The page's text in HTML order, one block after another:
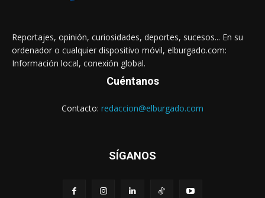
Reportajes, opinión, curiosidades, deportes, sucesos... En su
ordenador o cualquier dispositivo móvil, elburgado.com:
Información local, conexión global.
Cuéntanos
Contacto: redaccion@elburgado.com
SÍGANOS